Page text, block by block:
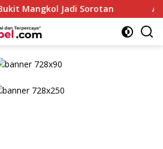
Sorotan Anak Petani Asal